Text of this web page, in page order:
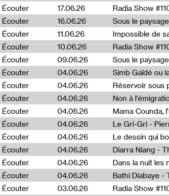
Écouter
17.06.26
Écouter
16.06.26
Écouter
11.06.26 Impossible de
Écouter
10.06.26 Radia Show
Écouter
09.06.26
Écouter
04.06.26 Simb Gaïdé ou
Écouter
04.06.26 Réservoir sous
Écouter
04.06.26
Écouter
04.06.26 Mama Counda,
Écouter
04.06.26 Le Gri-Gri -
Écouter
04.06.26 Le dessin qui
Écouter
04.06.26 Diarra Niang -
Écouter
04.06.26 Dans la nuit les
Écouter
04.06.26 Bathi Diabaye -
Écouter
03.06.26 Radia Show